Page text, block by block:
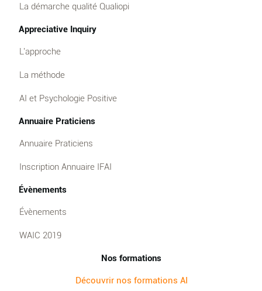
La démarche qualité Qualiopi
Appreciative Inquiry
L'approche
La méthode
AI et Psychologie Positive
Annuaire Praticiens
Annuaire Praticiens
Inscription Annuaire IFAI
Évènements
Évènements
WAIC 2019
Nos formations
Découvrir nos formations AI